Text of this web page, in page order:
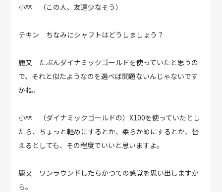
小林 （この人、友達少なそう）
チキン ちなみにシャフトはどうしましょう？
鹿又 たぶんダイナミックゴールドを使っていたと思うの
で、それと似たようなのを選べば問題ないんじゃないです
かね。
小林 （ダイナミックゴールドの）X100を使っていたとし
たら、ちょっと軽めにするとか、柔らかめにするとか、替
えるとしても、その程度でいいと思いますよ。
鹿又 ワンラウンドしたらかつての感覚を思い出しますか
ら。